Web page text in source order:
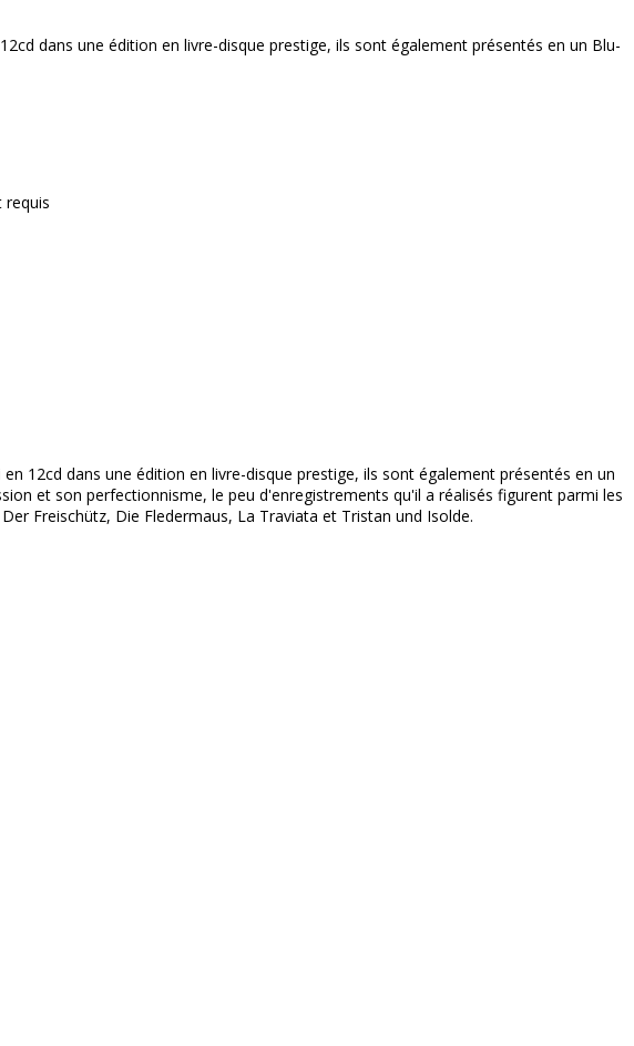
dans une édition en livre-disque prestige, ils sont également présentés en un Blu-
requis
12cd dans une édition en livre-disque prestige, ils sont également présentés en un
et son perfectionnisme, le peu d'enregistrements qu'il a réalisés figurent parmi les
Freischütz, Die Fledermaus, La Traviata et Tristan und Isolde.